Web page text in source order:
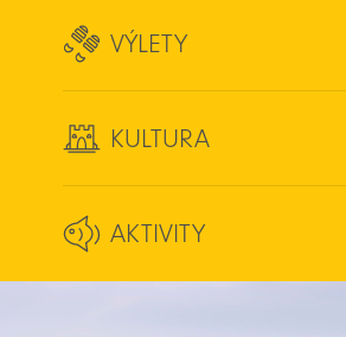
VÝLETY
KULTURA
AKTIVITY